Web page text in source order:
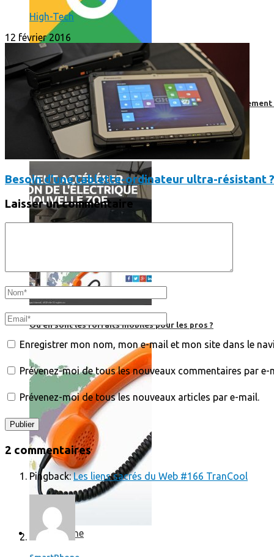
Comment utiliser « Photoshop » gratuitement et légalement
Où en sont les forfaits mobiles pour les pros ?
SmartPhone
High-Tech
12 février 2016
Besoin d’une tablette-ordinateur ultra-résistant
Laisser un commentaire
Enregistrer mon nom, mon e-mail et mon site dans le
Prévenez-moi de tous les nouveaux commentaires par e-
Prévenez-moi de tous les nouveaux articles par e-mail.
2 commentaires
Pingback:Les liens sacrés du Web #166 TranCool